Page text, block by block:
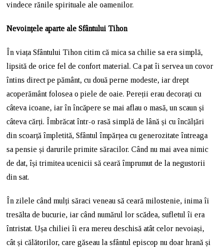
vindece rănile spirituale ale oamenilor.
Nevoințele aparte ale Sfântului Tihon
În viața Sfântului Tihon citim că mica sa chilie sa era simplă,
lipsită de orice fel de confort material. Ca pat îi servea un covor
întins direct pe pământ, cu două perne modeste, iar drept
acoperământ folosea o piele de oaie. Pereții erau decorați cu
câteva icoane, iar în încăpere se mai aflau o masă, un scaun și
câteva cărți. Îmbrăcat într-o rasă simplă de lână și cu încălțări
din scoarță împletită, Sfântul împărțea cu generozitate întreaga
sa pensie și darurile primite săracilor. Când nu mai avea nimic
de dat, își trimitea ucenicii să ceară împrumut de la negustorii
din sat.
În zilele când mulți săraci veneau să ceară milostenie, inima îi
tresălta de bucurie, iar când numărul lor scădea, sufletul îi era
întristat. Ușa chiliei îi era mereu deschisă atât celor nevoiași,
cât și călătorilor, care găseau la sfântul episcop nu doar hrană și